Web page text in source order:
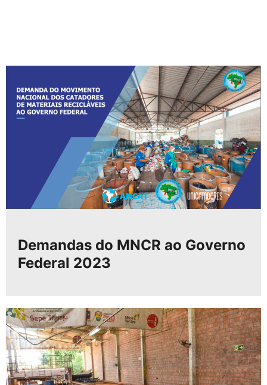
Demandas do MNCR ao Governo
Federal 2023